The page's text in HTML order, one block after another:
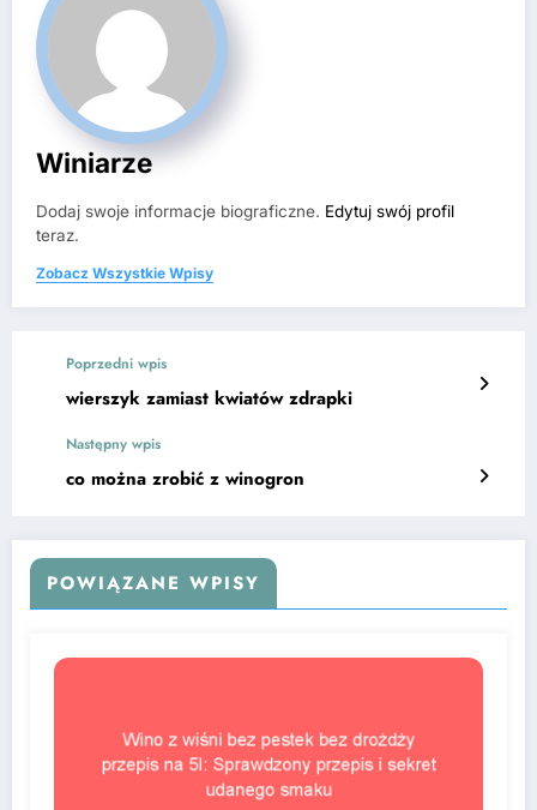
Winiarze
Dodaj swoje informacje biograficzne. Edytuj swój profil
teraz.
Zobacz Wszystkie Wpisy
Poprzedni wpis
wierszyk zamiast kwiatów zdrapki
Następny wpis
co można zrobić z winogron
POWIĄZANE WPISY